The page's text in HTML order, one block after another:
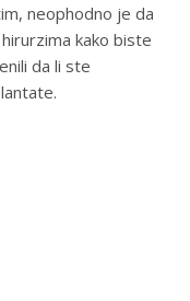
neophodno je da
kako biste
da li ste